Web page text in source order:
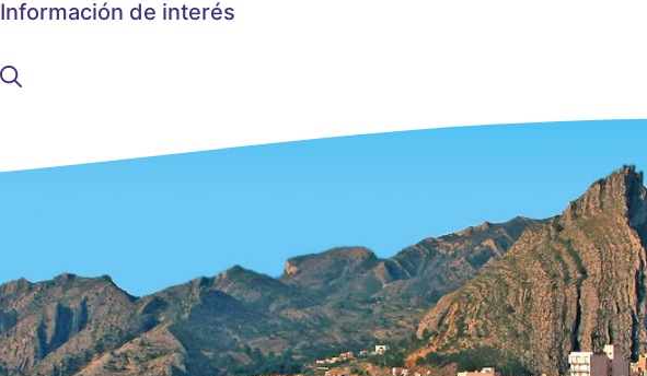
Información de interés